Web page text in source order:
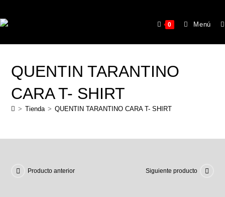
0 Menú
QUENTIN TARANTINO
CARA T- SHIRT
> Tienda > QUENTIN TARANTINO CARA T- SHIRT
Producto anterior Siguiente producto